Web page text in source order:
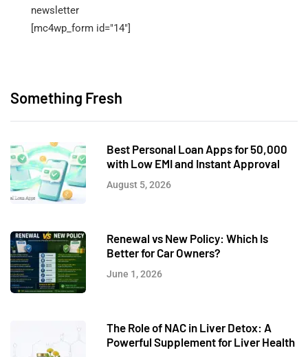
newsletter
[mc4wp_form id="14"]
Something Fresh
Best Personal Loan Apps for 50,000
with Low EMI and Instant Approval
August 5, 2026
Renewal vs New Policy: Which Is
Better for Car Owners?
June 1, 2026
The Role of NAC in Liver Detox: A
Powerful Supplement for Liver Health